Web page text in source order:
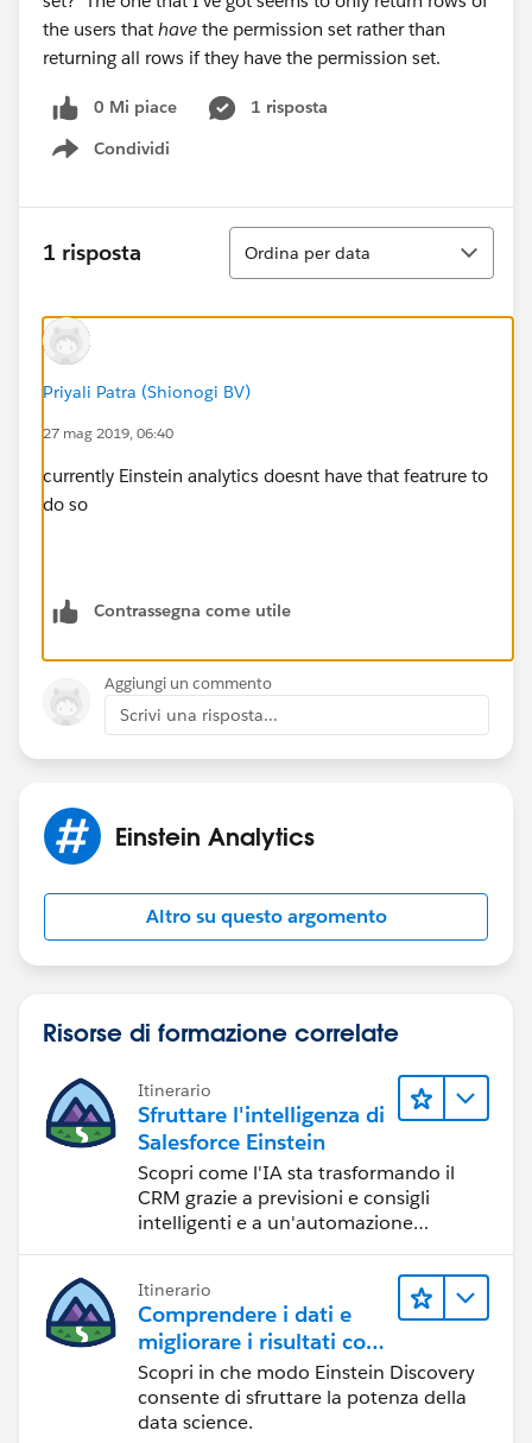
the users that have the permission set rather than
returning all rows if they have the permission set.
0 Mi piace
1 risposta
Condividi
Show menu
1 risposta
Ordina
Ordina per data
Priyali Patra (Shionogi BV)
27 mag 2019, 06:40
currently Einstein analytics doesnt have that featrure to
do so
Contrassegna come utile
Aggiungi un commento
Scrivi una risposta...
Einstein Analytics
Altro su questo argomento
Risorse di formazione correlate
Itinerario
Sfruttare l'intelligenza di
Salesforce Einstein
Scopri come l'IA sta trasformando il
CRM grazie a previsioni e consigli
intelligenti e a un'automazione
Itinerario
Comprendere i dati e
migliorare i risultati con
Einstein Discovery
Scopri in che modo Einstein Discovery
consente di sfruttare la potenza della
data science.